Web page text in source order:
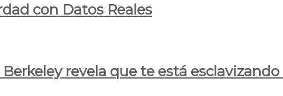
con Datos Reales
revela que te está esclavizando